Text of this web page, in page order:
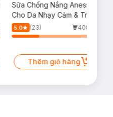
Sữa Chống Nắng Anessa
Cho Da Nhạy Cảm & Trẻ Em
60ml (Mới)
5.0 (23)
408/tháng
Thêm giỏ hàng